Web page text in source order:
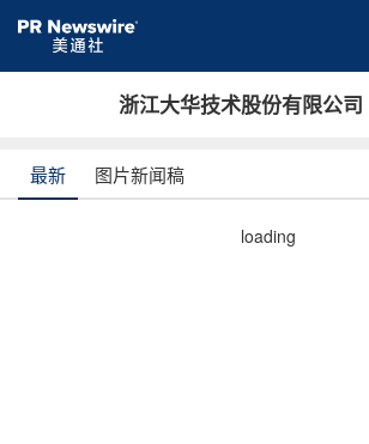
浙江大华技术股份有限公司
最新 图片新闻稿
loading